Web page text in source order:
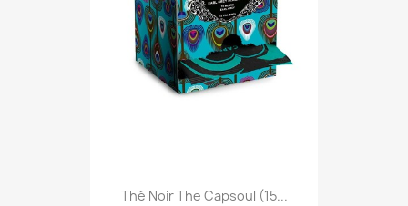
Thé Noir The Capsoul (15...